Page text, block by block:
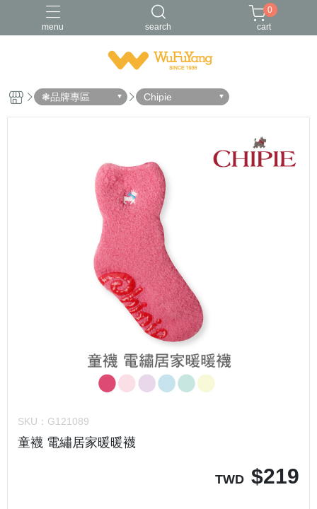
menu search
Trifresh W 金安德森 青少/女襪
0
cart
❃品牌專區 Chipie
SKU： G121089
童襪 電繡居家暖暖襪
TWD $219